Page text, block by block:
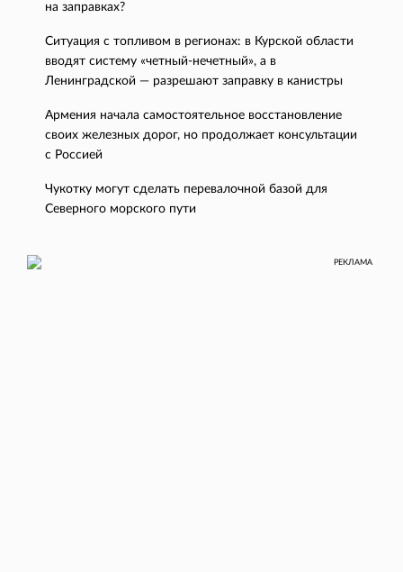
на заправках?
Ситуация с топливом в регионах: в Курской области
вводят систему «четный-нечетный», а в
Ленинградской — разрешают заправку в канистры
Армения начала самостоятельное восстановление
своих железных дорог, но продолжает консультации
с Россией
Чукотку могут сделать перевалочной базой для
Северного морского пути
РЕКЛАМА